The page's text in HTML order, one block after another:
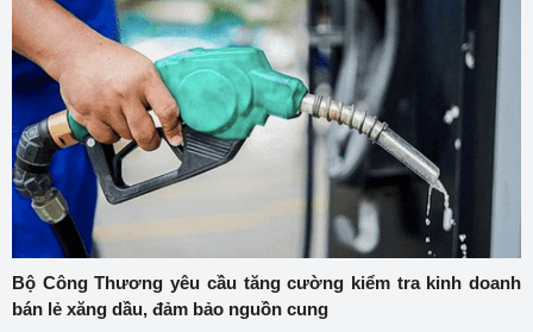
Bộ Công Thương yêu cầu tăng cường kiểm tra kinh doanh
bán lẻ xăng dầu, đảm bảo nguồn cung